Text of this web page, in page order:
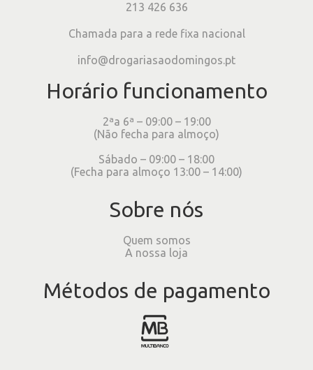
213 426 636
Chamada para a rede fixa nacional
info@drogariasaodomingos.pt
Horário funcionamento
2ªa 6ª – 09:00 – 19:00
(Não fecha para almoço)
Sábado – 09:00 – 18:00
(Fecha para almoço 13:00 – 14:00)
Sobre nós
Quem somos
A nossa loja
Métodos de pagamento